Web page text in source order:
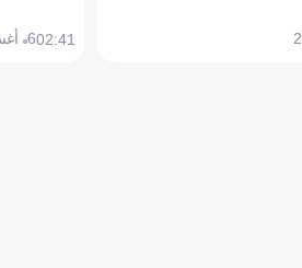
02:416 أغسطس 2026